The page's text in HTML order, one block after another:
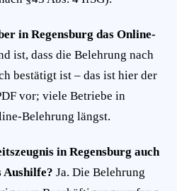
in Regensburg das Online-
ist, dass die Belehrung nach
bestätigt ist – das ist hier der
vor; viele Betriebe in
Belehrung längst.
in Regensburg auch
Ja. Die Belehrung